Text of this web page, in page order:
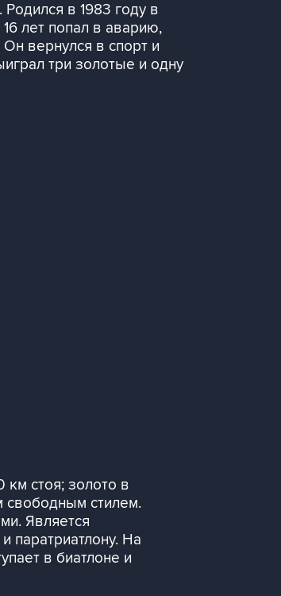
в 1983 году в
лет попал в аварию,
вернулся в спорт и
три золотые и одну
км стоя; золото в
свободным стилем.
Является
паратриатлону. На
в биатлоне и